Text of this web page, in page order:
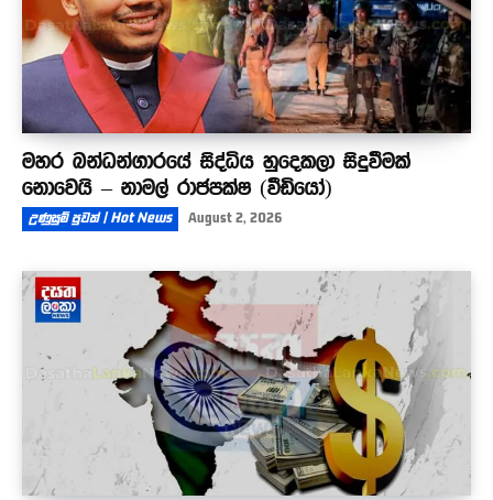
මහර බන්ධන්ගාරයේ සිද්ධිය හුදෙකලා සිදුවීමක්
නොවෙයි – නාමල් රාජපක්ෂ (වීඩියෝ)
උණුසුම් පුවත් | Hot News August 2, 2026